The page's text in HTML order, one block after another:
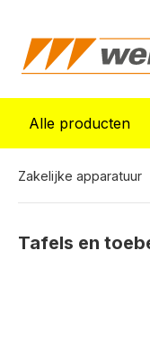
Alle producten
Zakelijke apparatuur
Tafels en